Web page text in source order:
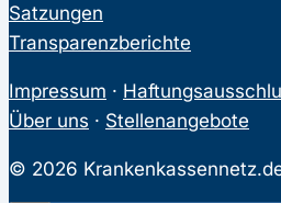
Satzungen
Transparenzberichte
Impressum ·
Über uns · Stellenangebote
© 2026